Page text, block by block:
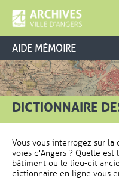
AIDE MÉMOIRE
DICTIONNAIRE
Vous vous interrogez sur
voies d'Angers ? Quelle
bâtiment ou le lieu-dit
dictionnaire en ligne vous